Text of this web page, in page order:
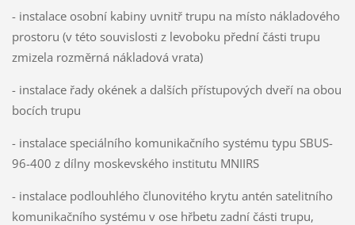
- instalace osobní kabiny uvnitř trupu na místo nákladového
prostoru (v této souvislosti z levoboku přední části trupu
zmizela rozměrná nákladová vrata)
- instalace řady okének a dalších přístupových dveří na obou
bocích trupu
- instalace speciálního komunikačního systému typu SBUS-
96-400 z dílny moskevského institutu MNIIRS
- instalace podlouhlého člunovitého krytu antén satelitního
komunikačního systému v ose hřbetu zadní části trupu,